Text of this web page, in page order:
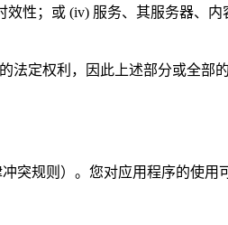
性；或 (iv) 服务、其服务器、
法定权利，因此上述部分或全
突规则）。您对应用程序的使用